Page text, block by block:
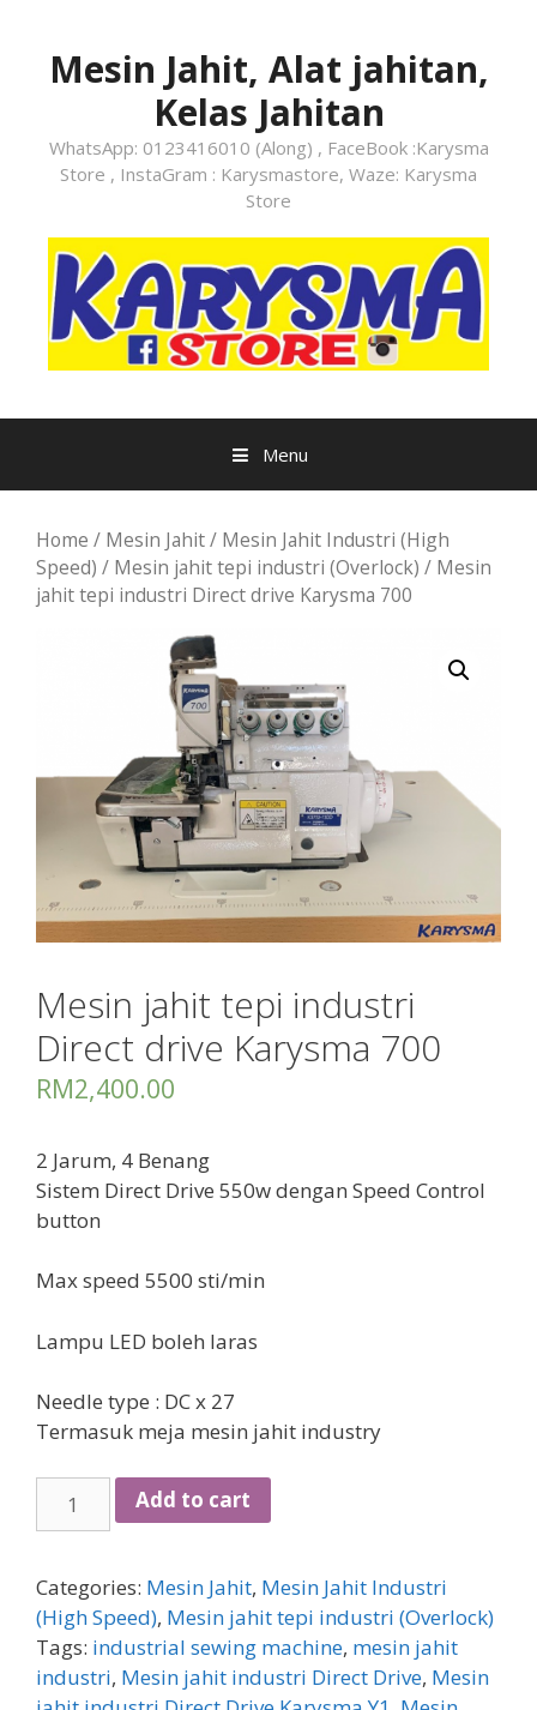
contentMesin Jahit, Alat jahitan,
Kelas Jahitan
WhatsApp: 0123416010 (Along) , FaceBook :Karysma
Store , InstaGram : Karysmastore, Waze: Karysma
Store
Menu
Home / Mesin Jahit/ Mesin Jahit Industri (High
Speed) / Mesin jahit tepi industri (Overlock) / Mesin
jahit tepi industri Direct drive Karysma 700
Mesin jahit tepi industri
Direct drive Karysma 700
RM2,400.00
2 Jarum, 4 Benang
Sistem Direct Drive 550w dengan Speed Control
button
Max speed 5500 sti/min
Lampu LED boleh laras
Needle type : DC x 27
Termasuk meja mesin jahit industry
Mesin
industri
Direct
drive
Karysma
700
Add to cart
Categories: Mesin Jahit, Mesin Jahit Industri
(High Speed), Mesin jahit tepi industri (Overlock)
Tags: industrial sewing machine, mesin jahit
industri, Mesin jahit industri Direct Drive, Mesin